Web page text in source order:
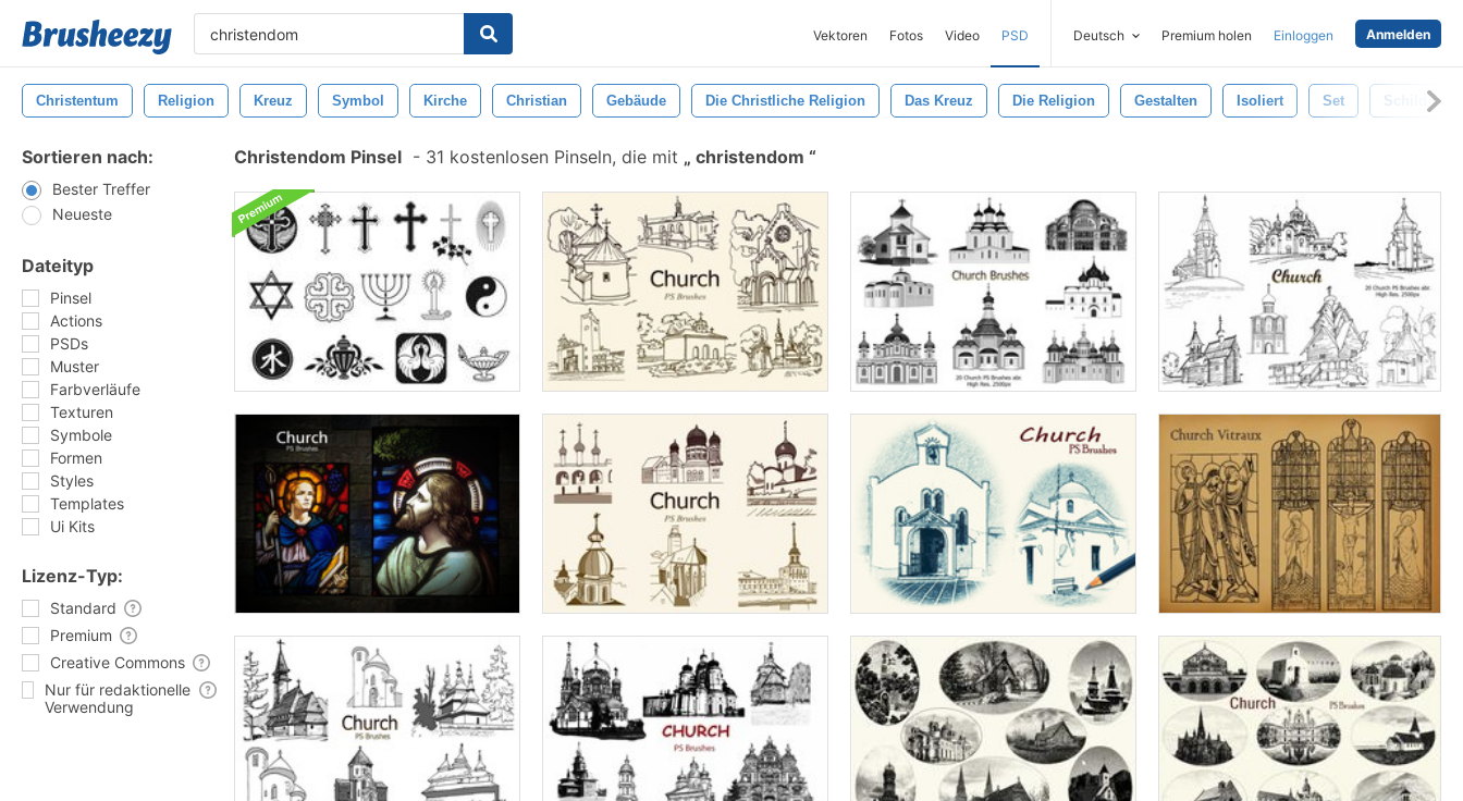
Vektoren Fotos Video PSD Deutsch Premium holen Einloggen Anmelden
Christentum Religion Kreuz Symbol Kirche Christian Gebäude Die Christliche Religion Das Kreuz Die Religion Gestalten Isoliert Set Schild
Sortieren nach:
Bester Treffer
Neueste
Dateityp
Pinsel
Actions
PSDs
Muster
Farbverläufe
Texturen
Symbole
Formen
Styles
Templates
Ui Kits
Lizenz-Typ:
Standard
Premium
Creative Commons
Nur für redaktionelle
Verwendung
Christendom Pinsel - 31 kostenlosen Pinseln, die mit christendom